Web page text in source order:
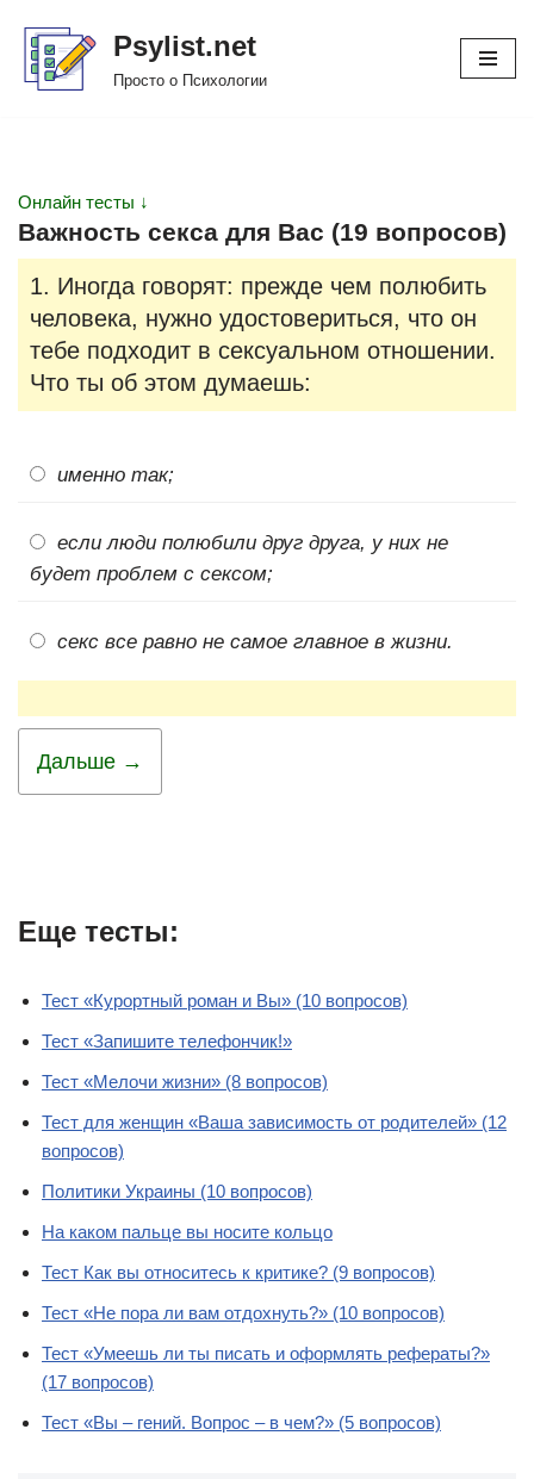
Перейти
Psylist.net
Просто о Психологии
Онлайн тесты ↓
Важность секса для Вас (19 вопросов)
1. Иногда говорят: прежде чем полюбить
человека, нужно удостовериться, что он
тебе подходит в сексуальном отношении.
Что ты об этом думаешь:
именно так;
если люди полюбили друг друга, у них не
будет проблем с сексом;
секс все равно не самое главное в жизни.
Дальше →
Еще тесты:
Тест «Курортный роман и Вы» (10 вопросов)
Тест «Запишите телефончик!»
Тест «Мелочи жизни» (8 вопросов)
Тест для женщин «Ваша зависимость от родителей» (12
вопросов)
Политики Украины (10 вопросов)
На каком пальце вы носите кольцо
Тест Как вы относитесь к критике? (9 вопросов)
Тест «Не пора ли вам отдохнуть?» (10 вопросов)
Тест «Умеешь ли ты писать и оформлять рефераты?»
(17 вопросов)
Тест «Вы – гений. Вопрос – в чем?» (5 вопросов)